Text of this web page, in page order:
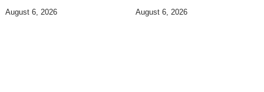
perdagangan energi, pupuk, dan
August 6, 2026
kerawanan pangan akut
August 6, 2026